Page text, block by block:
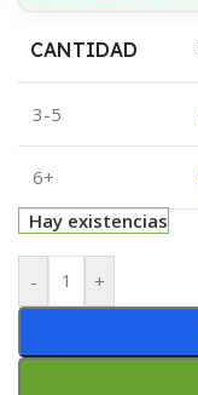
CANTIDAD
3-5
6+
Hay existencias
- +